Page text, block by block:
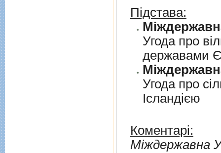
Підстава:
Угода про
державами
Угода про
Iсландiєю
Коментарі:
Мiждержавна